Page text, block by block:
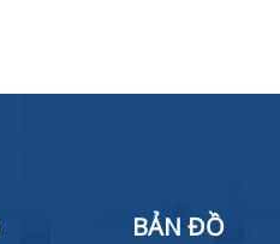
BẢN ĐỒ